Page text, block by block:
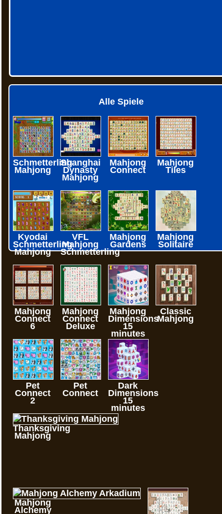
Alle Spiele
Schmetterling
Mahjong
Shanghai
Dynasty
Mahjong
Mahjong
Connect
Mahjong
Tiles
Kyodai
Schmetterling
Mahjong
VFL
Mahjong
Schmetterling
Mahjong
Gardens
Mahjong
Solitaire
Mahjong
Connect
6
Mahjong
Connect
Deluxe
Mahjong
Dimensions
15
minutes
Classic
Mahjong
Pet
Connect
2
Pet
Connect
Dark
Dimensions
15
minutes
Thanksgiving
Mahjong
Mahjong
Alchemy